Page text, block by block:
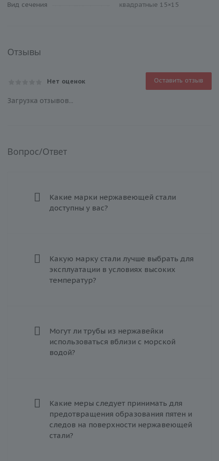
Вид сечения
квадратные 15×15
Отзывы
Нет оценок Оставить отзыв
Загрузка отзывов...
Вопрос/Ответ
Какие марки нержавеющей стали
доступны у вас?
Какую марку стали лучше выбрать для
эксплуатации в условиях высоких
температур?
Могут ли трубы из нержавейки
использоваться вблизи с морской
водой?
Какие меры следует принимать для
предотвращения образования пятен и
следов на поверхности нержавеющей
стали?